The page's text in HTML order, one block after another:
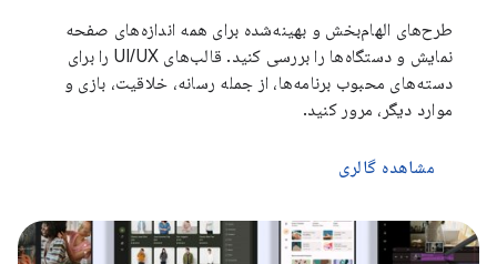
طرح‌های الهام‌بخش و بهینه‌شده برای همه اندازه‌های صفحه
نمایش و دستگاه‌ها را بررسی کنید. قالب‌های UI/UX را برای
دسته‌های محبوب برنامه‌ها، از جمله رسانه، خلاقیت، بازی و
موارد دیگر، مرور کنید.
مشاهده گالری